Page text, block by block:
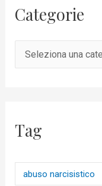
Categorie
Tag
abuso narcisistico